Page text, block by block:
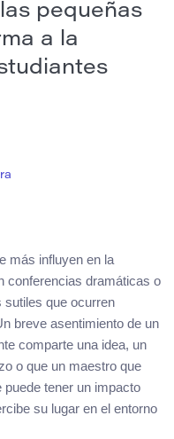
pequeñas
a la
más influyen en la
conferencias dramáticas o
sutiles que ocurren
breve asentimiento de un
comparte una idea, un
o que un maestro que
puede tener un impacto
su lugar en el entorno